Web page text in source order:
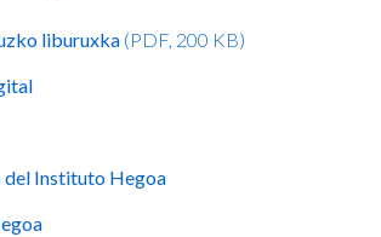
liburuxka (PDF, 200 KB)
del Instituto Hegoa